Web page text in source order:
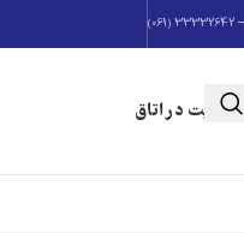
عضویت در اتاق